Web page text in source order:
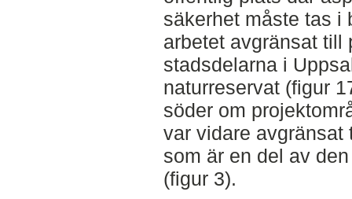
säkerhet måste tas i
arbetet avgränsat till
stadsdelarna i
naturreservat (figur
söder om
var vidare avgränsat
som är en del av
(figur 3).